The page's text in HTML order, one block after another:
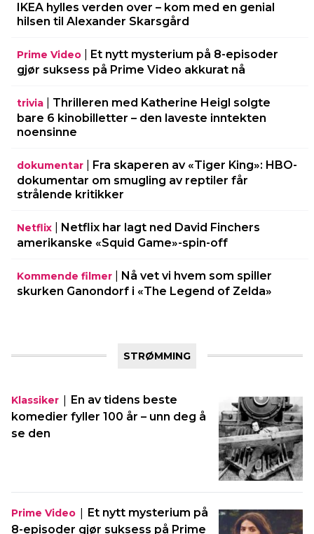
IKEA hylles verden over – kom med en genial
hilsen til Alexander Skarsgård
Prime Video
Et nytt mysterium på 8-episoder
gjør suksess på Prime Video akkurat nå
trivia
Thrilleren med Katherine Heigl solgte
bare 6 kinobilletter – den laveste inntekten
noensinne
dokumentar
Fra skaperen av «Tiger King»: HBO-
dokumentar om smugling av reptiler får
strålende kritikker
Netflix
Netflix har lagt ned David Finchers
amerikanske «Squid Game»-spin-off
Kommende filmer
Nå vet vi hvem som spiller
skurken Ganondorf i «The Legend of Zelda»
STRØMMING
Klassiker | En av tidens beste
komedier fyller 100 år – unn deg å
se den
Prime Video | Et nytt mysterium på
8-episoder gjør suksess på Prime